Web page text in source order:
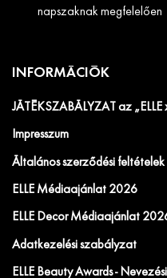
napszaknak megfelelően
INFORMÁCIÓK
JÁTÉKSZABÁLYZAT az
Impresszum
Általános szerződési feltételek
ELLE Médiaajánlat 2026
ELLE Decor Médiaajánlat
Adatkezelési szabályzat
ELLE Beauty Awards -